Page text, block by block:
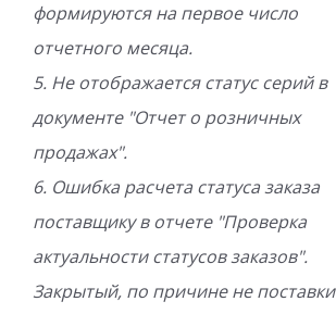
формируются на первое число
отчетного месяца.
5. Не отображается статус серий в
документе "Отчет о розничных
продажах".
6. Ошибка расчета статуса заказа
поставщику в отчете "Проверка
актуальности статусов заказов".
Закрытый, по причине не поставки